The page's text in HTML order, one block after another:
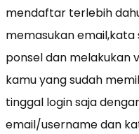
mendaftar terlebih
memasukan email,kata
ponsel dan melakukan
kamu yang sudah
tinggal login saja
email/username dan